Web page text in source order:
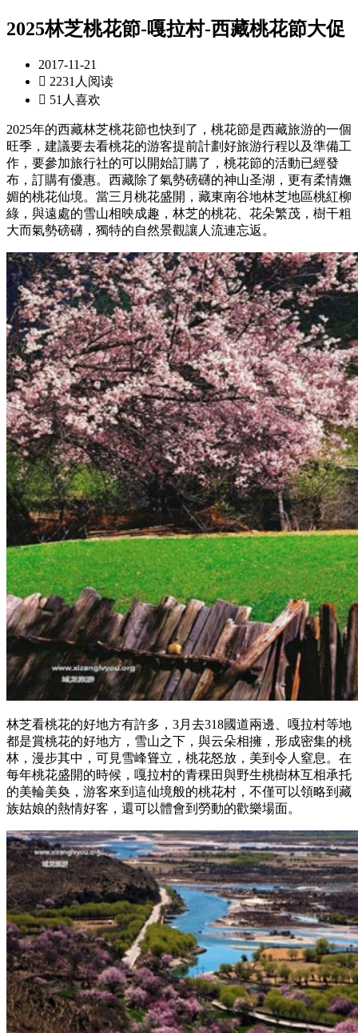
2025林芝桃花節-嘎拉村-西藏桃花節大促
2017-11-21
 2231人阅读
 51人喜欢
2025年的西藏林芝桃花節也快到了，桃花節是西藏旅游的一個
旺季，建議要去看桃花的游客提前計劃好旅游行程以及準備工
作，要參加旅行社的可以開始訂購了，桃花節的活動已經發
布，訂購有優惠。西藏除了氣勢磅礴的神山圣湖，更有柔情嫵
媚的桃花仙境。當三月桃花盛開，藏東南谷地林芝地區桃紅柳
綠，與遠處的雪山相映成趣，林芝的桃花、花朵繁茂，樹干粗
大而氣勢磅礴，獨特的自然景觀讓人流連忘返。
林芝看桃花的好地方有許多，3月去318國道兩邊、嘎拉村等地
都是賞桃花的好地方，雪山之下，與云朵相擁，形成密集的桃
林，漫步其中，可見雪峰聳立，桃花怒放，美到令人窒息。在
每年桃花盛開的時候，嘎拉村的青稞田與野生桃樹林互相承托
的美輪美奐，游客來到這仙境般的桃花村，不僅可以領略到藏
族姑娘的熱情好客，還可以體會到勞動的歡樂場面。